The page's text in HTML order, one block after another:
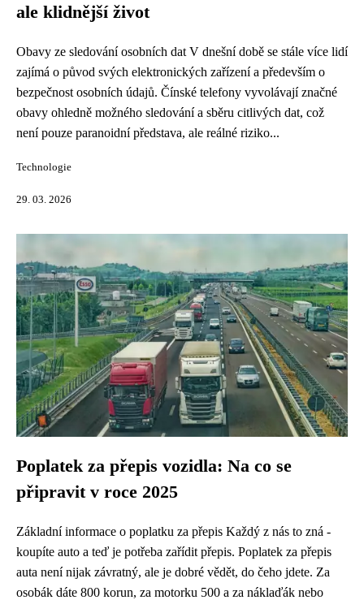
ale klidnější život
Obavy ze sledování osobních dat V dnešní době se stále více lidí
zajímá o původ svých elektronických zařízení a především o
bezpečnost osobních údajů. Čínské telefony vyvolávají značné
obavy ohledně možného sledování a sběru citlivých dat, což
není pouze paranoidní představa, ale reálné riziko...
Technologie
29. 03. 2026
Poplatek za přepis vozidla: Na co se
připravit v roce 2025
Základní informace o poplatku za přepis Každý z nás to zná -
koupíte auto a teď je potřeba zařídit přepis. Poplatek za přepis
auta není nijak závratný, ale je dobré vědět, do čeho jdete. Za
osobák dáte 800 korun, za motorku 500 a za náklaďák nebo